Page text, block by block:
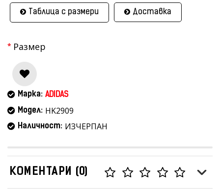
Таблица с размери Доставка
Размер
Марка: ADIDAS
Модел: HK2909
Наличност: ИЗЧЕРПАН
КОМЕНТАРИ (0)